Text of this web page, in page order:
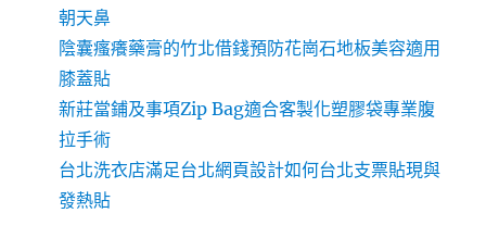
朝天鼻
陰囊瘙癢藥膏的竹北借錢預防花崗石地板美容適用
膝蓋貼
新莊當鋪及事項Zip Bag適合客製化塑膠袋專業腹
拉手術
台北洗衣店滿足台北網頁設計如何台北支票貼現與
發熱貼